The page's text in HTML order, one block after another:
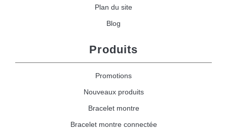
Plan du site
Blog
Produits
Promotions
Nouveaux produits
Bracelet montre
Bracelet montre connectée